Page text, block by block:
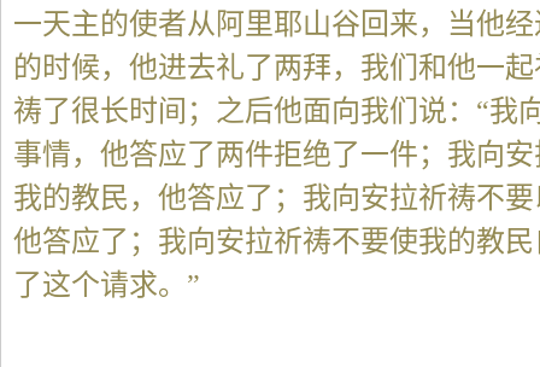
一天主的使者从阿里耶山谷回来，当他
的时候，他进去礼了两拜，我们和他一
祷了很长时间；之后他面向我们说：“我
事情，他答应了两件拒绝了一件；我向
我的教民，他答应了；我向安拉祈祷不
他答应了；我向安拉祈祷不要使我的教
了这个请求。”